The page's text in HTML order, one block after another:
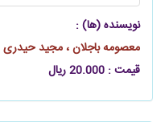
نویسنده (ها) :
معصومه باجلان ، مجید حیدری
قیمت : 20.000 ریال